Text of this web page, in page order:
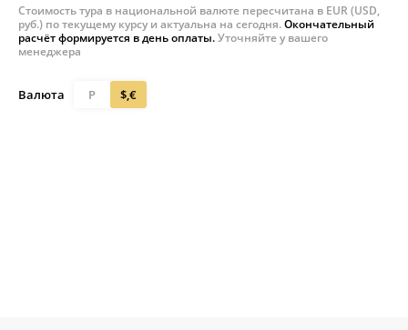
Стоимость тура в национальной валюте пересчитана в EUR (USD,
руб.) по текущему курсу и актуальна на сегодня.Окончательный
расчёт формируется в день оплаты.Уточняйте у вашего
менеджера
Валюта Р $,€